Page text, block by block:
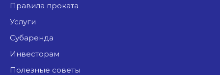
Правила проката
Услуги
Субаренда
Инвесторам
Полезные советы